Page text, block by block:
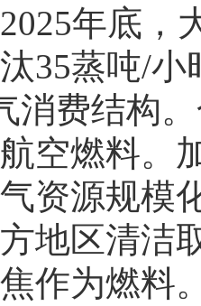
年底，
35蒸吨/
消费结构
空燃料。
资源规模
地区清洁
作为燃料